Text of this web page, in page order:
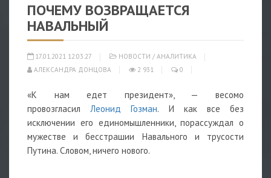
ПОЧЕМУ ВОЗВРАЩАЕТСЯ
НАВАЛЬНЫЙ
17.01.2021 12:03:27 НОВОСТИ / АНАЛИТИКА
АЛЕКСАНДРА ДОНЦОВА
2 931 0
«К нам едет президент», — весомо
провозгласилЛеонид Гозман. И как все без
исключении его единомышленники, порассуждал о
мужестве и бесстрашии Навального и трусости
Путина. Словом, ничего нового.